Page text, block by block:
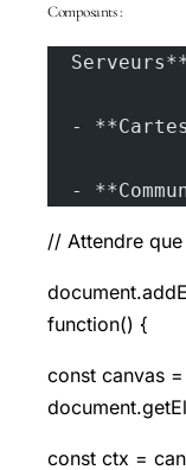
Composants :
-
-
// Attendre
function() {
const canvas =
const ctx =